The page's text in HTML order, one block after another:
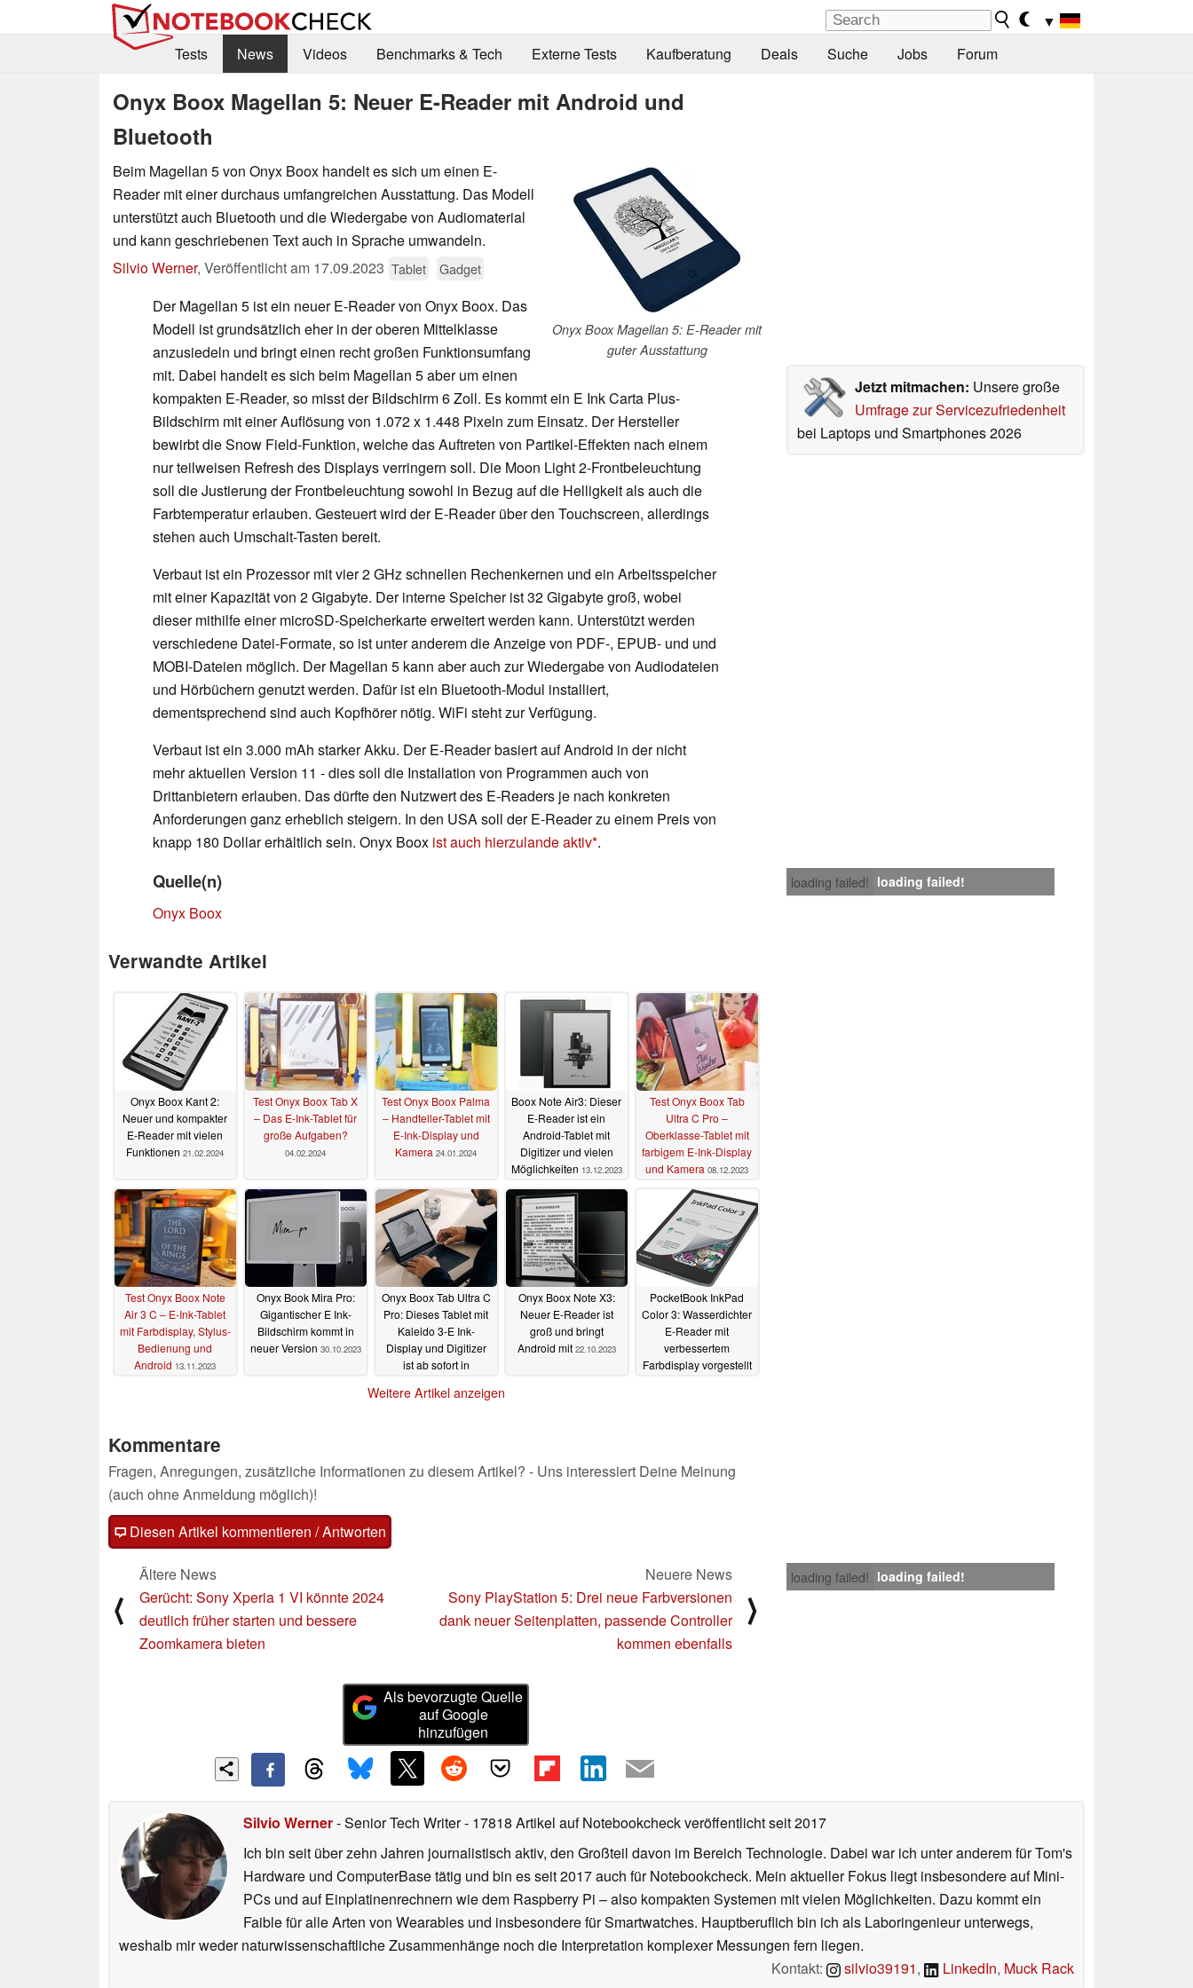
▼
Tests
News Videos Benchmarks & Tech Externe Tests Kaufberatung Deals Suche Jobs Forum
Onyx Boox Magellan 5: Neuer E-Reader mit Android und
Bluetooth
Onyx Boox Magellan 5: E-Reader mit
guter Ausstattung
Beim Magellan 5 von Onyx Boox handelt es sich um einen E-
Reader mit einer durchaus umfangreichen Ausstattung. Das Modell
unterstützt auch Bluetooth und die Wiedergabe von Audiomaterial
und kann geschriebenen Text auch in Sprache umwandeln.
Silvio Werner, Veröffentlicht am 17.09.2023 Tablet Gadget
Jetzt mitmachen: Unsere große
Umfrage zur Servicezufriedenheit
bei Laptops und Smartphones 2026
Der Magellan 5 ist ein neuer E-Reader von Onyx Boox. Das
Modell ist grundsätzlich eher in der oberen Mittelklasse
anzusiedeln und bringt einen recht großen Funktionsumfang
mit. Dabei handelt es sich beim Magellan 5 aber um einen
kompakten E-Reader, so misst der Bildschirm 6 Zoll. Es kommt ein E Ink Carta Plus-
Bildschirm mit einer Auflösung von 1.072 x 1.448 Pixeln zum Einsatz. Der Hersteller
bewirbt die Snow Field-Funktion, welche das Auftreten von Partikel-Effekten nach einem
nur teilweisen Refresh des Displays verringern soll. Die Moon Light 2-Frontbeleuchtung
soll die Justierung der Frontbeleuchtung sowohl in Bezug auf die Helligkeit als auch die
Farbtemperatur erlauben. Gesteuert wird der E-Reader über den Touchscreen, allerdings
stehen auch Umschalt-Tasten bereit.
Verbaut ist ein Prozessor mit vier 2 GHz schnellen Rechenkernen und ein Arbeitsspeicher
mit einer Kapazität von 2 Gigabyte. Der interne Speicher ist 32 Gigabyte groß, wobei
dieser mithilfe einer microSD-Speicherkarte erweitert werden kann. Unterstützt werden
verschiedene Datei-Formate, so ist unter anderem die Anzeige von PDF-, EPUB- und und
MOBI-Dateien möglich. Der Magellan 5 kann aber auch zur Wiedergabe von Audiodateien
und Hörbüchern genutzt werden. Dafür ist ein Bluetooth-Modul installiert,
dementsprechend sind auch Kopfhörer nötig. WiFi steht zur Verfügung.
Verbaut ist ein 3.000 mAh starker Akku. Der E-Reader basiert auf Android in der nicht
mehr aktuellen Version 11 - dies soll die Installation von Programmen auch von
Drittanbietern erlauben. Das dürfte den Nutzwert des E-Readers je nach konkreten
Anforderungen ganz erheblich steigern. In den USA soll der E-Reader zu einem Preis von
knapp 180 Dollar erhältlich sein. Onyx Boox ist auch hierzulande aktiv .
loading failed! loading failed!
Quelle(n)
Onyx Boox
Verwandte Artikel
Onyx Boox Kant 2:
Neuer und kompakter
E-Reader mit vielen
Funktionen 21.02.2024
Test Onyx Boox Tab X
– Das E-Ink-Tablet für
große Aufgaben?
04.02.2024
Test Onyx Boox Palma
– Handteller-Tablet mit
E-Ink-Display und
Kamera 24.01.2024
Boox Note Air3: Dieser
E-Reader ist ein
Android-Tablet mit
Digitizer und vielen
Möglichkeiten 13.12.2023
Test Onyx Boox Tab
Ultra C Pro –
Oberklasse-Tablet mit
farbigem E-Ink-Display
und Kamera 08.12.2023
Test Onyx Boox Note
Air 3 C – E-Ink-Tablet
mit Farbdisplay, Stylus-
Bedienung und
Android 13.11.2023
Onyx Book Mira Pro:
Gigantischer E Ink-
Bildschirm kommt in
neuer Version 30.10.2023
Onyx Boox Tab Ultra C
Pro: Dieses Tablet mit
Kaleido 3-E Ink-
Display und Digitizer
ist ab sofort in
29.10.2023
Onyx Boox Note X3:
Neuer E-Reader ist
groß und bringt
Android mit 22.10.2023
PocketBook InkPad
Color 3: Wasserdichter
E-Reader mit
verbessertem
Farbdisplay vorgestellt
Weitere Artikel anzeigen
Kommentare
Fragen, Anregungen, zusätzliche Informationen zu diesem Artikel? - Uns interessiert Deine Meinung
(auch ohne Anmeldung möglich)!
Diesen Artikel kommentieren / Antworten
loading failed! loading failed!
⟨
Ältere News
Gerücht: Sony Xperia 1 VI könnte 2024
deutlich früher starten und bessere
Zoomkamera bieten
Neuere News
Sony PlayStation 5: Drei neue Farbversionen
dank neuer Seitenplatten, passende Controller
kommen ebenfalls
⟩
Als bevorzugte Quelle
auf Google
hinzufügen
Silvio Werner- Senior Tech Writer- 17818 Artikel auf Notebookcheck veröffentlichtseit 2017
Ich bin seit über zehn Jahren journalistisch aktiv, den Großteil davon im Bereich Technologie. Dabei war ich unter anderem für Tom's
Hardware und ComputerBase tätig und bin es seit 2017 auch für Notebookcheck. Mein aktueller Fokus liegt insbesondere auf Mini-
PCs und auf Einplatinenrechnern wie dem Raspberry Pi – also kompakten Systemen mit vielen Möglichkeiten. Dazu kommt ein
Faible für alle Arten von Wearables und insbesondere für Smartwatches. Hauptberuflich bin ich als Laboringenieur unterwegs,
weshalb mir weder naturwissenschaftliche Zusammenhänge noch die Interpretation komplexer Messungen fern liegen.
Kontakt:
silvio39191, LinkedIn, Muck Rack